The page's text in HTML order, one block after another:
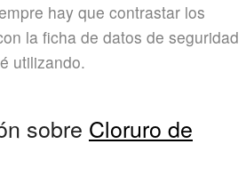
hay que contrastar los
la ficha de datos de seguridad
utilizando.
sobre Cloruro de